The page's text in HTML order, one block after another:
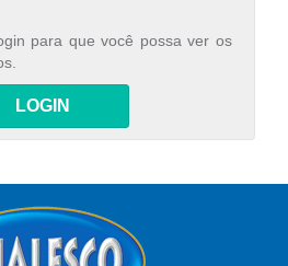
para que você possa ver os
LOGIN